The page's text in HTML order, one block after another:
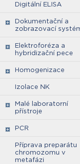
Digitální ELISA
Dokumentační a
zobrazovací
Elektroforéza a
hybridizační pece
Homogenizace
Izolace NK
Malé laboratorní
přístroje
PCR
Příprava preparátu
chromozomu v
metafázi